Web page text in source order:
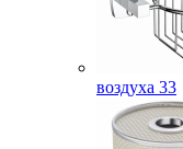
воздуха 33